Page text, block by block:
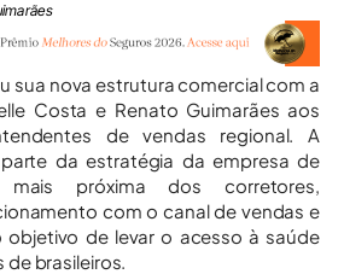
sua nova estrutura comercial com a
Costa e Renato Guimarães aos
de vendas regional. A
da estratégia da empresa de
próxima dos corretores,
com o canal de vendas e
de levar o acesso à saúde
brasileiros.